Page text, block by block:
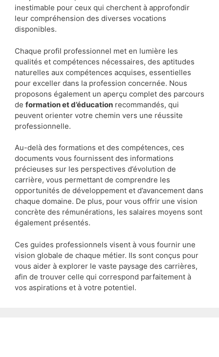
inestimable pour ceux qui cherchent à approfondir
leur compréhension des diverses vocations
disponibles.
Chaque profil professionnel met en lumière les
qualités et compétences nécessaires, des aptitudes
naturelles aux compétences acquises, essentielles
pour exceller dans la profession concernée. Nous
proposons également un aperçu complet des parcours
de formation et d’éducation recommandés, qui
peuvent orienter votre chemin vers une réussite
professionnelle.
Au-delà des formations et des compétences, ces
documents vous fournissent des informations
précieuses sur les perspectives d’évolution de
carrière, vous permettant de comprendre les
opportunités de développement et d’avancement dans
chaque domaine. De plus, pour vous offrir une vision
concrète des rémunérations, les salaires moyens sont
également présentés.
Ces guides professionnels visent à vous fournir une
vision globale de chaque métier. Ils sont conçus pour
vous aider à explorer le vaste paysage des carrières,
afin de trouver celle qui correspond parfaitement à
vos aspirations et à votre potentiel.